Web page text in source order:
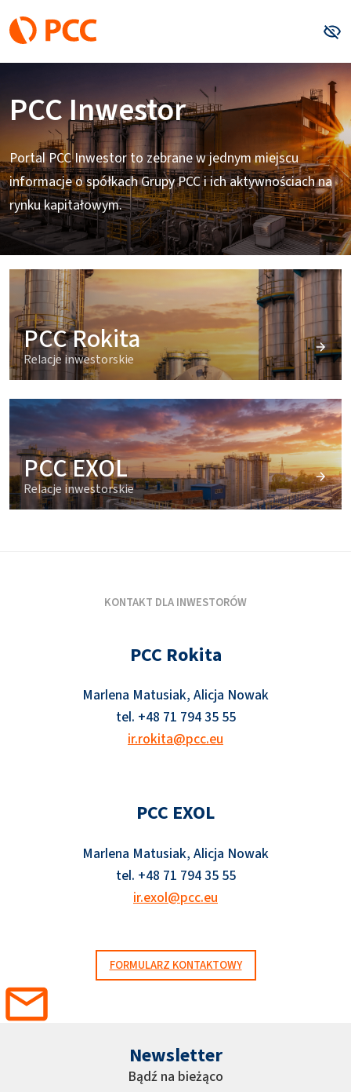
PCC Inwestor
Portal PCC Inwestor to zebrane w jednym miejscu
informacje o spółkach Grupy PCC i ich aktywnościach na
rynku kapitałowym.
PCC Rokita
Relacje inwestorskie
PCC EXOL
Relacje inwestorskie
KONTAKT DLA INWESTORÓW
PCC Rokita
Marlena Matusiak, Alicja Nowak
tel. +48 71 794 35 55
ir.rokita@pcc.eu
PCC EXOL
Marlena Matusiak, Alicja Nowak
tel. +48 71 794 35 55
ir.exol@pcc.eu
FORMULARZ KONTAKTOWY
Newsletter
Bądź na bieżąco